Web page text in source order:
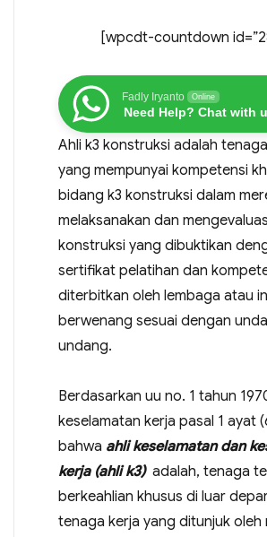
[wpcdt-countdown
Fadly Iryanto Online
Need Help? Chat with
Ahli k3 konstruksi adalah
yang mempunyai kompetensi
bidang k3 konstruksi dalam
melaksanakan dan
konstruksi yang dibuktikan
sertifikat pelatihan dan
diterbitkan oleh lembaga atau
berwenang sesuai dengan
undang.
Berdasarkan uu no. 1 tahun
keselamatan kerja pasal 1 ayat
bahwa ahli keselamatan dan
kerja (ahli k3)adalah, tenaga
berkeahlian khusus di luar
tenaga kerja yang ditunjuk oleh